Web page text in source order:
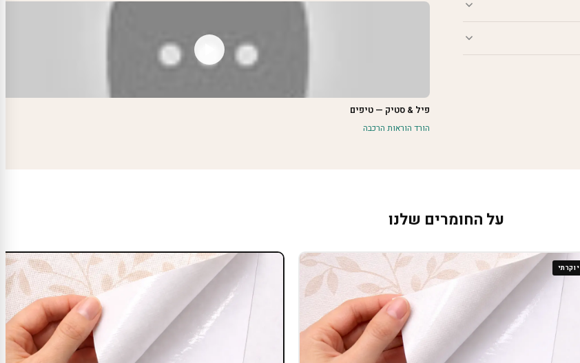
פיל & סטיק — טיפים
הורד הוראות הרכבה
על החומרים שלנו
יוקרתי